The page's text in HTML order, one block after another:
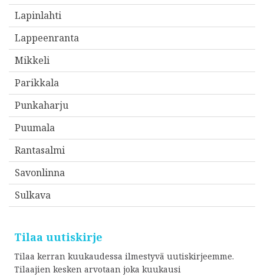
Lapinlahti
Lappeenranta
Mikkeli
Parikkala
Punkaharju
Puumala
Rantasalmi
Savonlinna
Sulkava
Tilaa uutiskirje
Tilaa kerran kuukaudessa ilmestyvä uutiskirjeemme.
Tilaajien kesken arvotaan joka kuukausi